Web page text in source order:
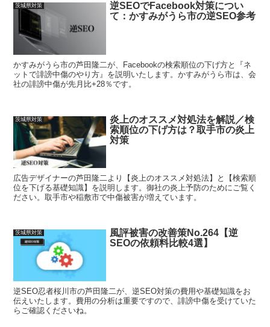
茨城県対策
逆SEOでFacebook対策につい
て：かすみがうら市の逆SEO参考
かすみがうら市の芦田隆二が、Facebookの検索順位の下げ方と『ネ
ットで誹謗中傷のやり方』を説明いたします。かすみがうら市は、会
社の誹謗中傷が先月比+28％です。
茨城県対策
炎上のオススメ対処法を解説／検
索順位の下げ方は？取手市の炎上
対策
広告デザイナーの芦田隆二より【炎上のオススメ対処法】と【検索順
位を下げる基礎知識】を説明します。御社の炎上予防のためにご覧く
ださい。取手市や稲敷市で中傷被害が増えています。
茨城県対策
風評被害の改善策No.264【逆
SEOの依頼料比較4選】
逆SEO忍者桜川市の芦田隆二が、逆SEO対策の費用や基礎知識をお
伝えいたします。費用の分析は重要ですので、誹謗中傷を受けていた
らご確認くださいね。